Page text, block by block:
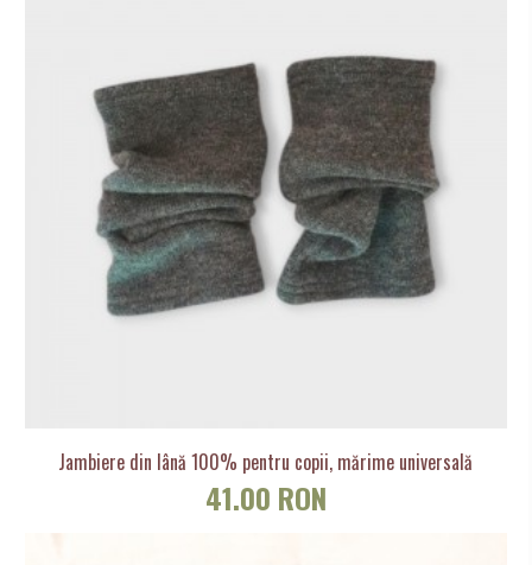
Jambiere din lână 100% pentru copii, mărime universală
41.00 RON